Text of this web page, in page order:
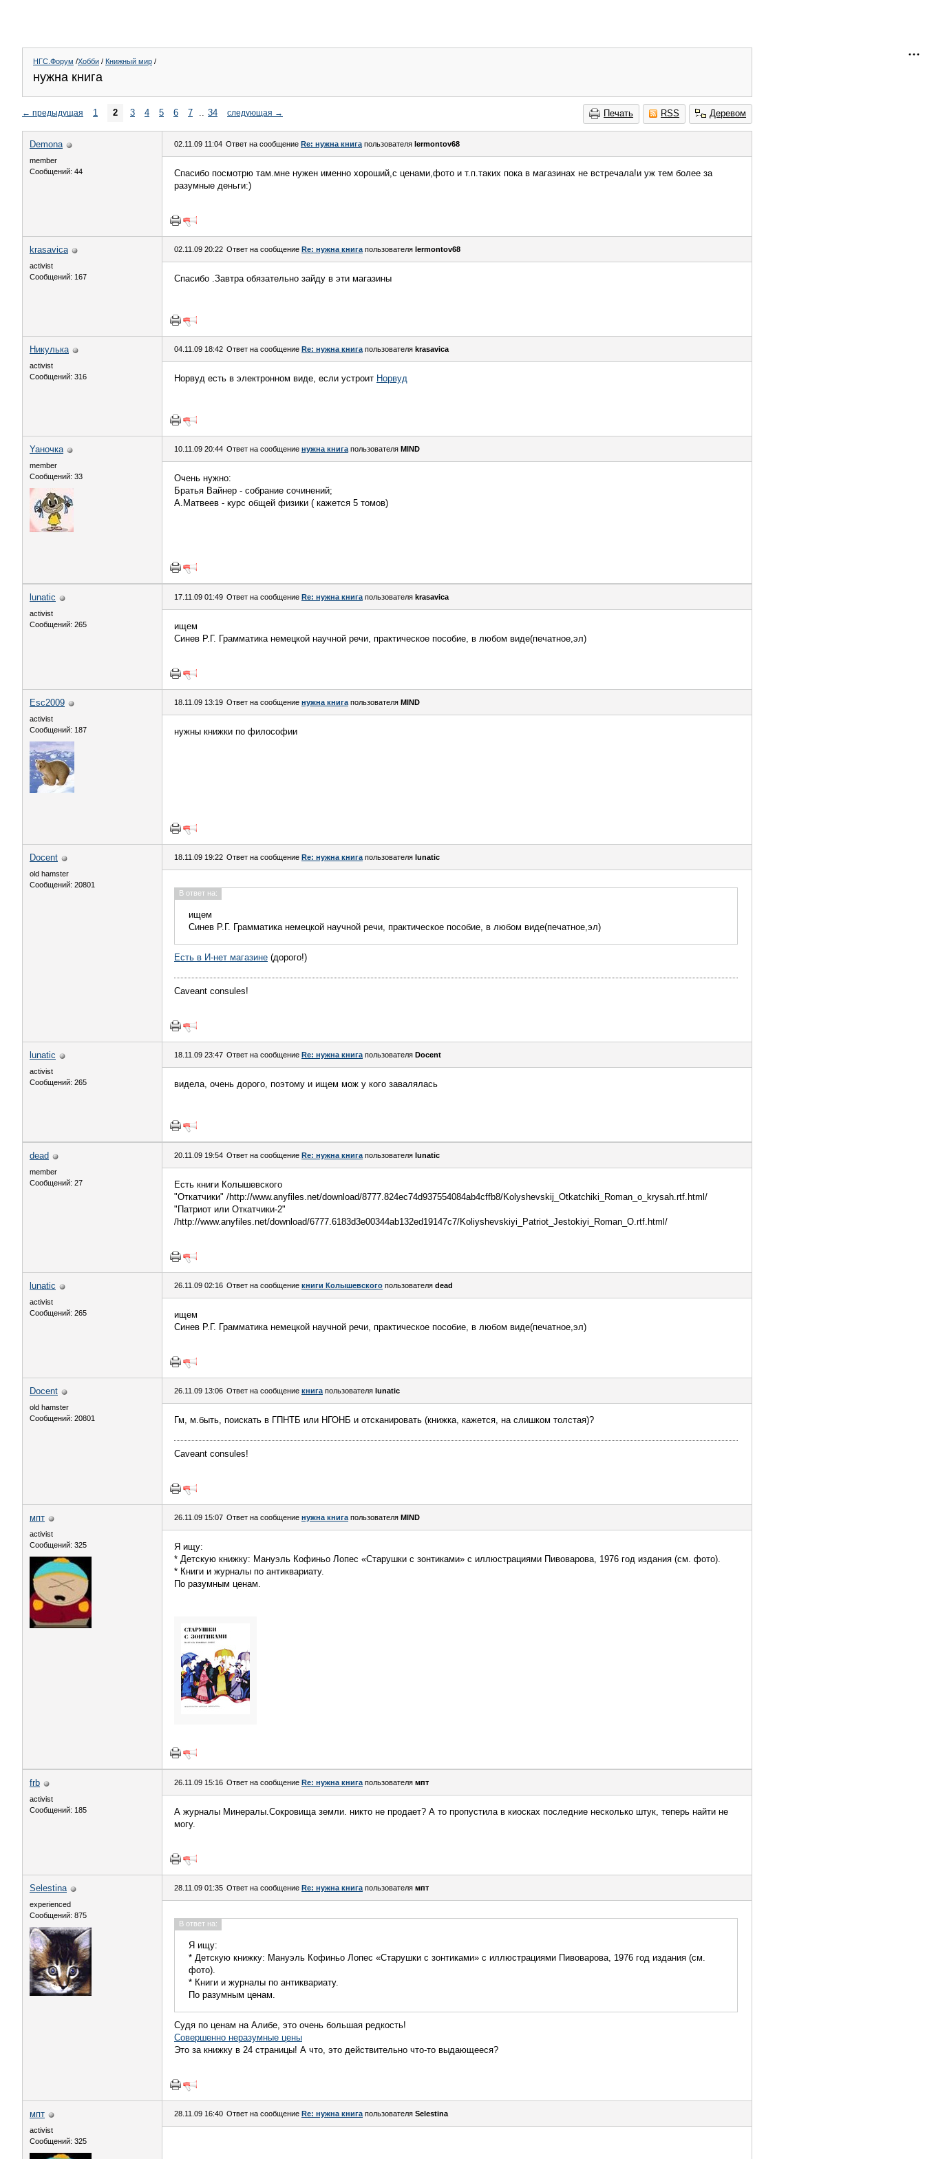
НГС.Форум /Хобби / Книжный мир /
нужна книга
Печать RSS Деревом
← предыдущая 1 2 3 4 5 6 7 .. 34 следующая →
Demona
member
Сообщений: 44
02.11.09 11:04 Ответ на сообщение Re: нужна книга пользователя lermontov68
Спасибо посмотрю там.мне нужен именно хороший,с ценами,фото и т.п.таких пока в магазинах не встречала!и уж тем более за
разумные деньги:)
krasavica
activist
Сообщений: 167
02.11.09 20:22 Ответ на сообщение Re: нужна книга пользователя lermontov68
Спасибо .Завтра обязательно зайду в эти магазины
Никулька
activist
Сообщений: 316
04.11.09 18:42 Ответ на сообщение Re: нужна книга пользователя krasavica
Норвуд есть в электронном виде, если устроит Норвуд
Yaночка
member
Сообщений: 33
10.11.09 20:44 Ответ на сообщение нужна книга пользователя MIND
Очень нужно:
Братья Вайнер - собрание сочинений;
А.Матвеев - курс общей физики ( кажется 5 томов)
lunatic
activist
Сообщений: 265
17.11.09 01:49 Ответ на сообщение Re: нужна книга пользователя krasavica
ищем
Синев Р.Г. Грамматика немецкой научной речи, практическое пособие, в любом виде(печатное,эл)
Esc2009
activist
Сообщений: 187
18.11.09 13:19 Ответ на сообщение нужна книга пользователя MIND
нужны книжки по философии
Docent
old hamster
Сообщений: 20801
18.11.09 19:22 Ответ на сообщение Re: нужна книга пользователя lunatic
В ответ на:
ищем
Синев Р.Г. Грамматика немецкой научной речи, практическое пособие, в любом виде(печатное,эл)
Есть в И-нет магазине (дорого!)
Caveant consules!
lunatic
activist
Сообщений: 265
18.11.09 23:47 Ответ на сообщение Re: нужна книга пользователя Docent
видела, очень дорого, поэтому и ищем мож у кого завалялась
dead
member
Сообщений: 27
20.11.09 19:54 Ответ на сообщение Re: нужна книга пользователя lunatic
Есть книги Колышевского
"Откатчики" /http://www.anyfiles.net/download/8777.824ec74d937554084ab4cffb8/Kolyshevskij_Otkatchiki_Roman_o_krysah.rtf.html/
"Патриот или Откатчики-2"
/http://www.anyfiles.net/download/6777.6183d3e00344ab132ed19147c7/Koliyshevskiyi_Patriot_Jestokiyi_Roman_O.rtf.html/
lunatic
activist
Сообщений: 265
26.11.09 02:16 Ответ на сообщение книги Колышевского пользователя dead
ищем
Синев Р.Г. Грамматика немецкой научной речи, практическое пособие, в любом виде(печатное,эл)
Docent
old hamster
Сообщений: 20801
26.11.09 13:06 Ответ на сообщение книга пользователя lunatic
Гм, м.быть, поискать в ГПНТБ или НГОНБ и отсканировать (книжка, кажется, на слишком толстая)?
Caveant consules!
мпт
activist
Сообщений: 325
26.11.09 15:07 Ответ на сообщение нужна книга пользователя MIND
Я ищу:
* Детскую книжку: Мануэль Кофиньо Лопес «Старушки с зонтиками» с иллюстрациями Пивоварова, 1976 год издания (см. фото).
* Книги и журналы по антиквариату.
По разумным ценам.
frb
activist
Сообщений: 185
26.11.09 15:16 Ответ на сообщение Re: нужна книга пользователя мпт
А журналы Минералы.Сокровища земли. никто не продает? А то пропустила в киосках последние несколько штук, теперь найти не
могу.
Selestina
experienced
Сообщений: 875
28.11.09 01:35 Ответ на сообщение Re: нужна книга пользователя мпт
В ответ на:
Я ищу:
* Детскую книжку: Мануэль Кофиньо Лопес «Старушки с зонтиками» с иллюстрациями Пивоварова, 1976 год издания (см.
фото).
* Книги и журналы по антиквариату.
По разумным ценам.
Судя по ценам на Алибе, это очень большая редкость!
Совершенно неразумные цены
Это за книжку в 24 страницы! А что, это действительно что-то выдающееся?
мпт
activist
Сообщений: 325
28.11.09 16:40 Ответ на сообщение Re: нужна книга пользователя Selestina